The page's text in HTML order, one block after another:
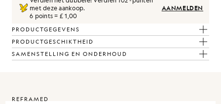
met deze aankoop.
6 points = £ 1,00
AANMELDEN
PRODUCTGEGEVENS
PRODUCTGESCHIKTHEID
SAMENSTELLING EN ONDERHOUD
REFRAMED